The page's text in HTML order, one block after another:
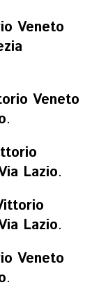
Veneto
Veneto
.
Lazio.
Lazio.
Veneto
.